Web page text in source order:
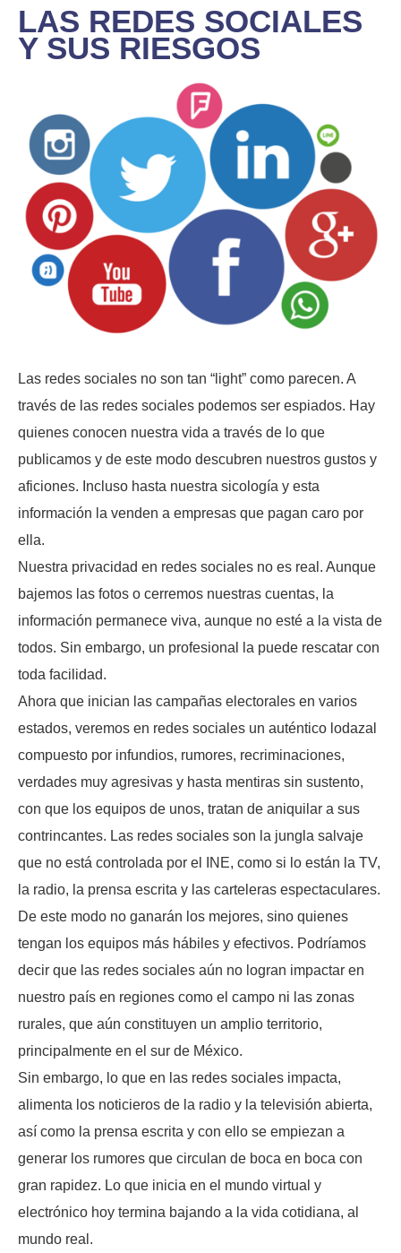
LAS REDES SOCIALES
Y SUS RIESGOS
Las redes sociales no son tan “light” como parecen. A
través de las redes sociales podemos ser espiados. Hay
quienes conocen nuestra vida a través de lo que
publicamos y de este modo descubren nuestros gustos y
aficiones. Incluso hasta nuestra sicología y esta
información la venden a empresas que pagan caro por
ella.
Nuestra privacidad en redes sociales no es real. Aunque
bajemos las fotos o cerremos nuestras cuentas, la
información permanece viva, aunque no esté a la vista de
todos. Sin embargo, un profesional la puede rescatar con
toda facilidad.
Ahora que inician las campañas electorales en varios
estados, veremos en redes sociales un auténtico lodazal
compuesto por infundios, rumores, recriminaciones,
verdades muy agresivas y hasta mentiras sin sustento,
con que los equipos de unos, tratan de aniquilar a sus
contrincantes. Las redes sociales son la jungla salvaje
que no está controlada por el INE, como si lo están la TV,
la radio, la prensa escrita y las carteleras espectaculares.
De este modo no ganarán los mejores, sino quienes
tengan los equipos más hábiles y efectivos. Podríamos
decir que las redes sociales aún no logran impactar en
nuestro país en regiones como el campo ni las zonas
rurales, que aún constituyen un amplio territorio,
principalmente en el sur de México.
Sin embargo, lo que en las redes sociales impacta,
alimenta los noticieros de la radio y la televisión abierta,
así como la prensa escrita y con ello se empiezan a
generar los rumores que circulan de boca en boca con
gran rapidez. Lo que inicia en el mundo virtual y
electrónico hoy termina bajando a la vida cotidiana, al
mundo real.